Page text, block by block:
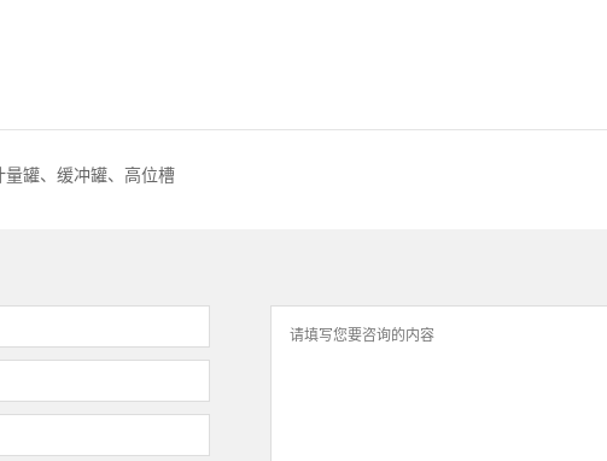
量罐、缓冲罐、高位槽